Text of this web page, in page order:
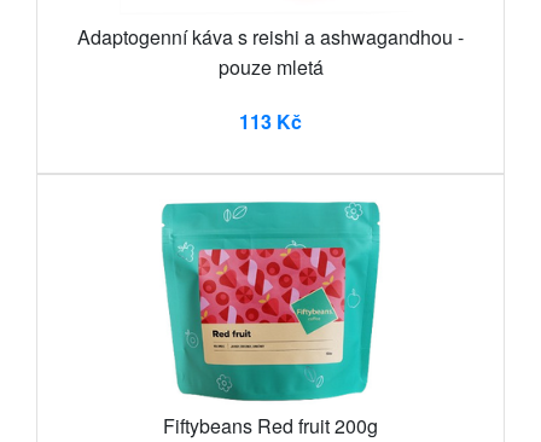
Adaptogenní káva s reishi a ashwagandhou -
pouze mletá
113 Kč
Fiftybeans Red fruit 200g